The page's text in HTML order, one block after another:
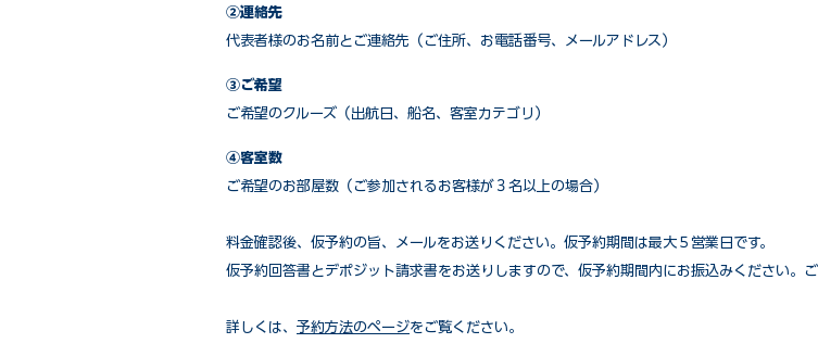
②連絡先
代表者様のお名前とご連絡先（ご住所、お電話番号、メールアドレス）
③ご希望
ご希望のクルーズ（出航日、船名、客室カテゴリ）
④客室数
ご希望のお部屋数（ご参加されるお客様が３名以上の場合）
​料金確認後、仮予約の旨、メールをお送りください。仮予約期間は最大５営業日です。
仮予約回答書とデポジット請求書をお送りしますので、仮予約期間内にお振込みください。
詳しくは、 予約方法のページをご覧ください。